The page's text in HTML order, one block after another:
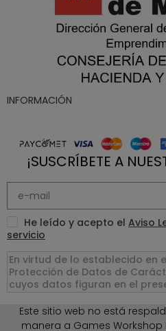
INFORMACIÓN
¡SUSCRÍBETE A
He leído y acepto el Aviso
servicio
Este sitio web no está
manera a Games Workshop